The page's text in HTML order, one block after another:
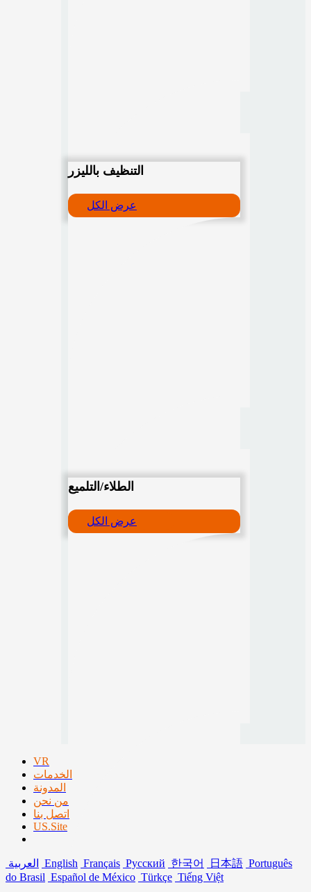
التنظيف بالليزر
عرض الكل
الطلاء/التلميع
عرض الكل
VR
الخدمات
المدونة
من نحن
اتصل بنا
US.Site
العربية English Français Русский 한국어 日本語 Português
do Brasil Español de México Türkçe Tiếng Việt